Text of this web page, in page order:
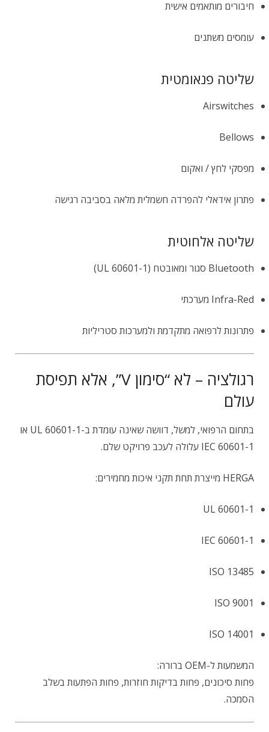
חיבורים מותאמים אישית
עומסים משתנים
שליטה פנאומטית
Airswitches
Bellows
מפסקי לחץ / ואקום
פתרון אידאלי להפרדה חשמלית מלאה בסביבה רגישה
שליטה אלחוטית
Bluetooth סגור ומאובטח (UL 60601-1)
Infra-Red מערכתי
פתרונות לרפואה מתקדמת ולמערכות סטריליות
רגולציה – לא “סימון V”, אלא תפיסת
עולם
בתחום הרפואי, למשל, דוושה שאינה עומדת ב-UL 60601-1 או
IEC 60601-1 עלולה לעכב פרויקט שלם.
HERGA מייצרת תחת תקני איכות מחמירים:
UL 60601-1
IEC 60601-1
ISO 13485
ISO 9001
ISO 14001
המשמעות ל-OEM ברורה:
פחות סיכונים, פחות בדיקות חוזרות, פחות הפתעות בשלב
הסמכה.